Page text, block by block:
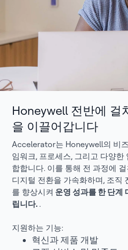
Honeywell 전반에 걸
을 이끌어갑니다
Accelerator는 Honeywell의 비
임워크, 프로세스, 그리고 다양한
합합니다. 이를 통해 전 과정에
디지털 전환을 가속화하며, 조직
를 향상시켜 운영 성과를 한 단계
립니다. .
지원하는 기능:
혁신과 제품 개발